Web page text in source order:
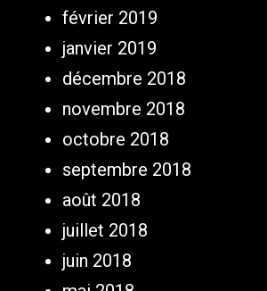
février 2019
janvier 2019
décembre 2018
novembre 2018
octobre 2018
septembre 2018
août 2018
juillet 2018
juin 2018